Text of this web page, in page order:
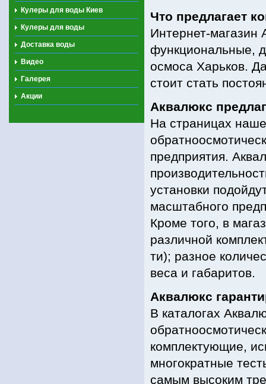
Кулеры для воды Киев
Кулеры для воды
Доставка воды
Видео
Галерея
Акции
Что предлагает
Интернет-магазин
функциональные,
осмоса Харьков.
стоит стать
Аквалюкс
На страницах
предприятия.
установки
масштабного
Кроме того, в
различной
ти); разное
веса и габаритов.
Аквалюкс
В каталогах
комплектующие,
многократные
самым высоким